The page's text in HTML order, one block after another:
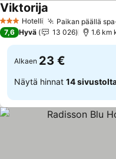
3 Tähtiluokitus
Hotelli Paikan päällä
Viktorija
7,6 Hyvä 13 026 1.6 km
Alkaen 23 €
Näytä hinnat 14